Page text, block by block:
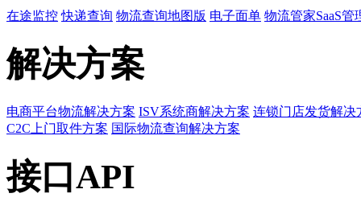
在途监控 快递查询 物流查询地图版 电子面单 物流管家SaaS管
解决方案
电商平台物流解决方案 ISV系统商解决方案 连锁门店发货解决
C2C上门取件方案 国际物流查询解决方案
接口API